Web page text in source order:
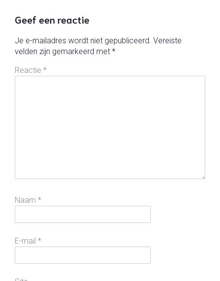
Geef een reactie
Je e-mailadres wordt niet gepubliceerd. Vereiste
velden zijn gemarkeerd met *
Reactie *
Naam *
E-mail *